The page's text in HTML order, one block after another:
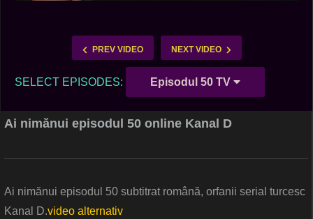
PREV VIDEO NEXT VIDEO
SELECT EPISODES: Episodul 50 TV
Ai nimănui episodul 50 online Kanal D
Ai nimănui episodul 50 subtitrat română, orfanii serial turcesc
Kanal D.video alternativ